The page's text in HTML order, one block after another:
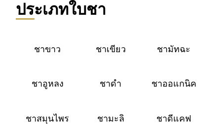
ประเภทใบชา
ชาขาว ชาเขียว ชามัทฉะ
ชาอูหลง ชาดำ ชาออแกนิค
ชาสมุนไพร ชามะลิ ชาดีแคฟ